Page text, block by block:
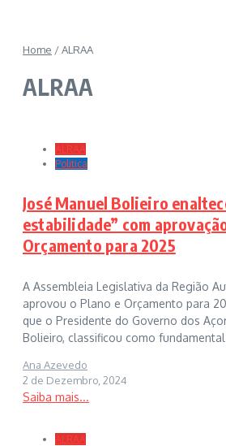
Home /ALRAA
ALRAA
ALRAA
Politica
José Manuel Bolieiro
estabilidade” com
Orçamento para 2025
A Assembleia Legislativa da Região
aprovou o Plano e Orçamento para
que o Presidente do Governo dos
Bolieiro, classificou como
Ana Azevedo
2 de Dezembro, 2024
Saiba mais...
ALRAA